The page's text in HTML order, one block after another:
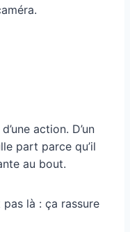
action. D’un
part parce qu’il
au bout.
pas là : ça rassure